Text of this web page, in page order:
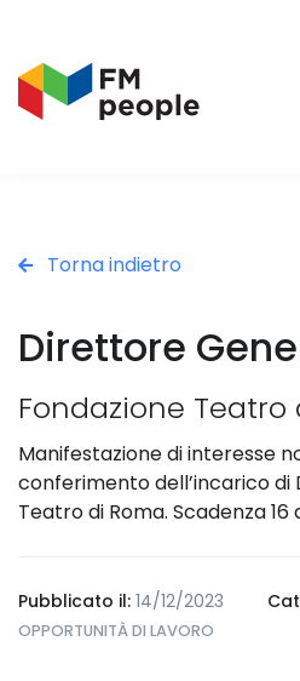
Torna indietro
Direttore
Fondazione Teatro
Manifestazione di interesse
conferimento dell’incarico
Teatro di Roma. Scadenza
Pubblicato il: 14/12/2023
OPPORTUNITÀ DI LAVORO